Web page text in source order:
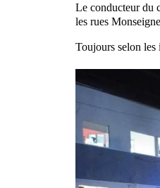
Le conducteur du
les rues
Toujours selon les